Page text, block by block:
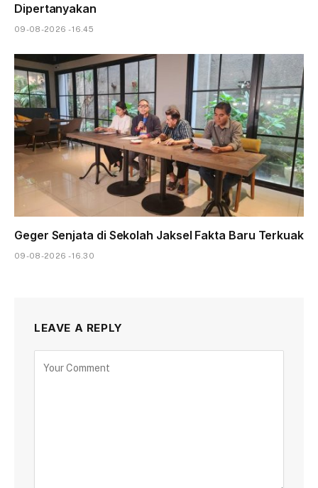
Dipertanyakan
09-08-2026 - 16.45
Geger Senjata di Sekolah Jaksel Fakta Baru Terkuak
09-08-2026 - 16.30
LEAVE A REPLY